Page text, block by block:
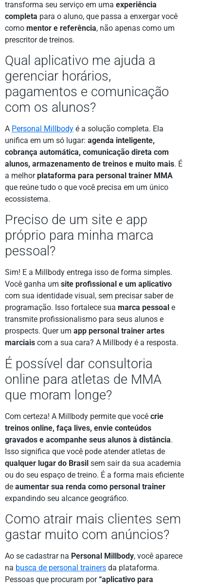
transforma seu serviço em uma experiência
completa para o aluno, que passa a enxergar você
como mentor e referência, não apenas como um
prescritor de treinos.
Qual aplicativo me ajuda a
gerenciar horários,
pagamentos e comunicação
com os alunos?
A Personal Millbody é a solução completa. Ela
unifica em um só lugar: agenda inteligente,
cobrança automática, comunicação direta com
alunos, armazenamento de treinos e muito mais. É
a melhorplataforma para personal trainer MMA
que reúne tudo o que você precisa em um único
ecossistema.
Preciso de um site e app
próprio para minha marca
pessoal?
Sim! E a Millbody entrega isso de forma simples.
Você ganha um site profissional e um aplicativo
com sua identidade visual, sem precisar saber de
programação. Isso fortalece sua marca pessoal e
transmite profissionalismo para seus alunos e
prospects. Quer um app personal trainer artes
marciais com a sua cara? A Millbody é a resposta.
É possível dar consultoria
online para atletas de MMA
que moram longe?
Com certeza! A Millbody permite que você crie
treinos online, faça lives, envie conteúdos
gravados e acompanhe seus alunos à distância.
Isso significa que você pode atender atletas de
qualquer lugar do Brasil sem sair da sua academia
ou do seu espaço de treino. É a forma mais eficiente
de aumentar sua renda como personal trainer
expandindo seu alcance geográfico.
Como atrair mais clientes sem
gastar muito com anúncios?
Ao se cadastrar na Personal Millbody, você aparece
na busca de personal trainers da plataforma.
Pessoas que procuram por“aplicativo para